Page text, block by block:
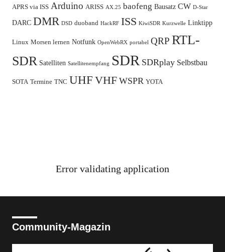
APRS via ISS Arduino ARISS AX.25 baofeng Bausatz CW D-Star
DARC DMR DSD duoband HackRF ISS KiwiSDR Kurzwelle Linktipp
Linux Morsen lernen Notfunk OpenWebRX portabel QRP RTL-
SDR Satelliten Satellitenempfang SDR SDRplay Selbstbau
SOTA Termine TNC UHF VHF WSPR YOTA
Error validating application
Community-Magazin